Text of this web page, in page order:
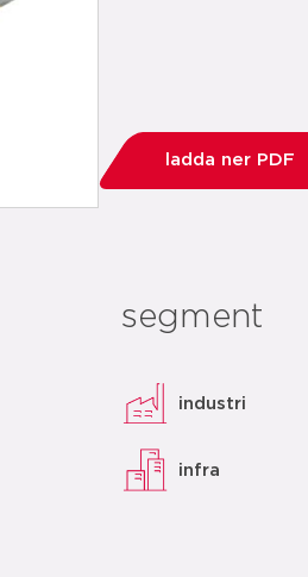
ladda ner PDF
segment
industri
infra